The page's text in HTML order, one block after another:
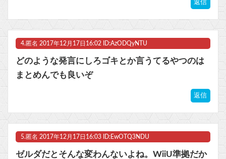
返信
4. 匿名 2017年12月17日16:02 ID:AzODQyNTU
どのような発言にしろゴキとか言うてるやつのは
まとめんでも良いぞ
返信
5. 匿名 2017年12月17日16:03 ID:EwOTQ3NDU
ゼルダだとそんな変わんないよね。WiiU準拠だか